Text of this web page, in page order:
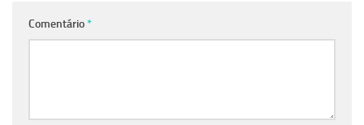
Comentário*